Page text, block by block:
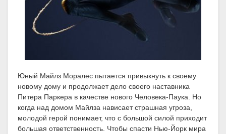
Юный Майлз Моралес пытается привыкнуть к своему
новому дому и продолжает дело своего наставника
Питера Паркера в качестве нового Человека-Паука. Но
когда над домом Майлза нависает страшная угроза,
молодой герой понимает, что с большой силой приходит
большая ответственность. Чтобы спасти Нью-Йорк мира